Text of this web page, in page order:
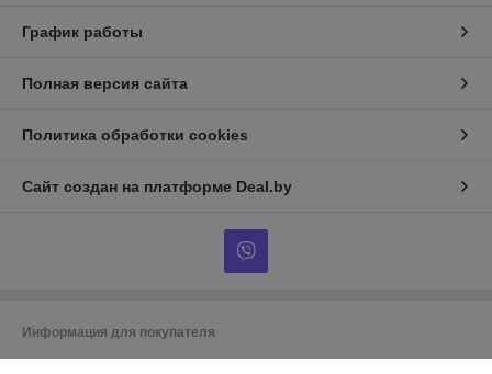
График работы
Полная версия сайта
Политика обработки cookies
Сайт создан на платформе Deal.by
Информация для покупателя